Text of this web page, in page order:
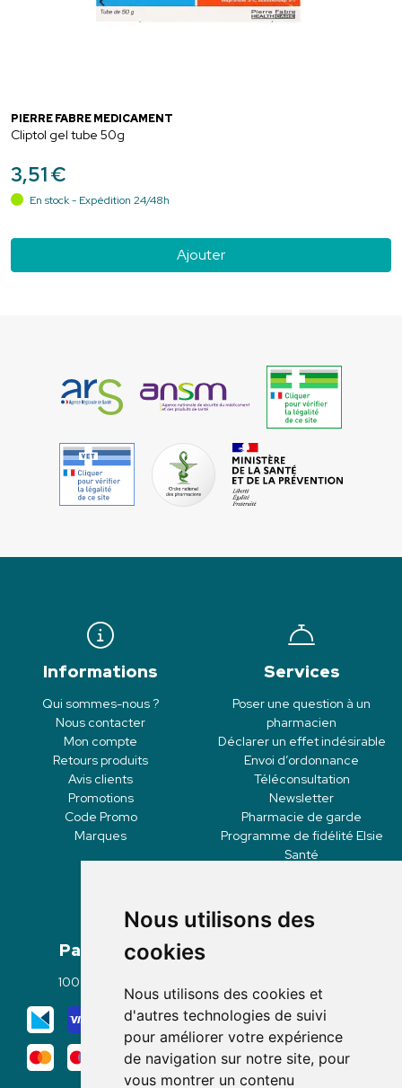
Nous utilisons des
cookies
Nous utilisons des cookies et
d'autres technologies de suivi
pour améliorer votre expérience
de navigation sur notre site, pour
vous montrer un contenu
PIERRE FABRE MEDICAMENT
Cliptol gel tube 50g
3,51€
En stock - Expédition 24/48h
Ajouter
Informations
Qui sommes-nous ?
Nous contacter
Mon compte
Retours produits
Avis clients
Promotions
Code Promo
Marques
Services
Poser une question à un
pharmacien
Déclarer un effet indésirable
Envoi d’ordonnance
Téléconsultation
Newsletter
Pharmacie de garde
Programme de fidélité Elsie
Santé
Paiement
100% sécurisé
Mode de livraison